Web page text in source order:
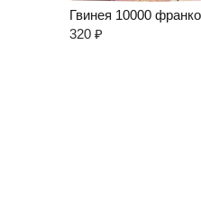
Гвинея 10000
320 ₽